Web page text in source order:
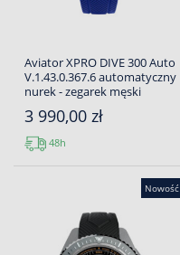
Aviator XPRO DIVE 300 Auto
V.1.43.0.367.6 automatyczny
nurek - zegarek męski
3 990,00 zł
48h
Nowość